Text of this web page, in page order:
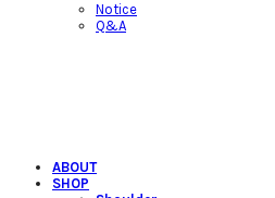
Notice
Q&A
ABOUT
SHOP